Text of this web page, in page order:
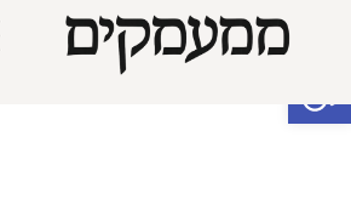
פתח סרגל נגישות